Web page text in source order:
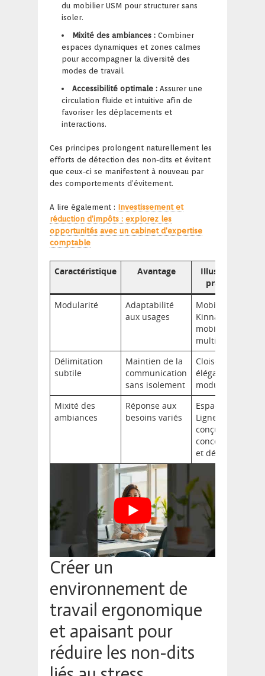
du mobilier USM pour structurer sans
isoler.
Mixité des ambiances : Combiner
espaces dynamiques et zones calmes
pour accompagner la diversité des
modes de travail.
Accessibilité optimale : Assurer une
circulation fluide et intuitive afin de
favoriser les déplacements et
interactions.
Ces principes prolongent naturellement les
efforts de détection des non-dits et évitent
que ceux-ci se manifestent à nouveau par
des comportements d’évitement.
A lire également : Investissement et
réduction d’impôts : explorez les
opportunités avec un cabinet d’expertise
comptable
Caractéristique Avantage
Illustration
pratique
Modularité
Adaptabilité
aux usages
Mobilier
Kinnarps
mobile et
multifonction
Délimitation
subtile
Maintien de la
communication
sans isolement
Cloisons USM
élégantes et
modulables
Mixité des
ambiances
Réponse aux
besoins variés
Espaces
Ligne Roset
conçus pour
concentration
et détente
Créer un
environnement de
travail ergonomique
et apaisant pour
réduire les non-dits